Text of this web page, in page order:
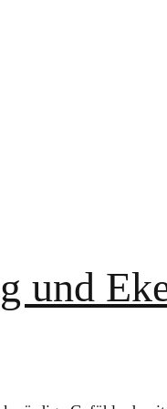
und